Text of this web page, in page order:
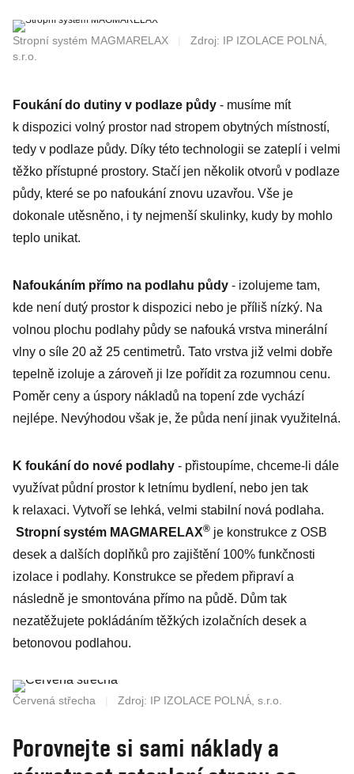
Stropní systém MAGMARELAX
Zdroj: IP IZOLACE POLNÁ,
s.r.o.
Foukání do dutiny v podlaze půdy - musíme mít
k dispozici volný prostor nad stropem obytných místností,
tedy v podlaze půdy. Díky této technologii se zateplí i velmi
těžko přístupné prostory. Stačí jen několik otvorů v podlaze
půdy, které se po nafoukání znovu uzavřou. Vše je
dokonale utěsněno, i ty nejmenší skulinky, kudy by mohlo
teplo unikat.
Nafoukáním přímo na podlahu půdy - izolujeme tam,
kde není dutý prostor k dispozici nebo je příliš nízký. Na
volnou plochu podlahy půdy se nafouká vrstva minerální
vlny o síle 20 až 25 centimetrů. Tato vrstva již velmi dobře
tepelně izoluje a zároveň ji lze pořídit za rozumnou cenu.
Poměr ceny a úspory nákladů na topení zde vychází
nejlépe. Nevýhodou však je, že půda není jinak využitelná.
K foukání do nové podlahy - přistoupíme, chceme-li dále
využívat půdní prostor k letnímu bydlení, nebo jen tak
k relaxaci. Vytvoří se lehká, velmi stabilní nová podlaha.
Stropní systém MAGMARELAX® je konstrukce z OSB
desek a dalších doplňků pro zajištění 100% funkčnosti
izolace i podlahy. Konstrukce se předem připraví a
následně je smontována přímo na půdě. Dům tak
nezatěžujete pokládáním těžkých izolačních desek a
betonovou podlahou.
Červená střecha Zdroj: IP IZOLACE POLNÁ, s.r.o.
Porovnejte si sami náklady a